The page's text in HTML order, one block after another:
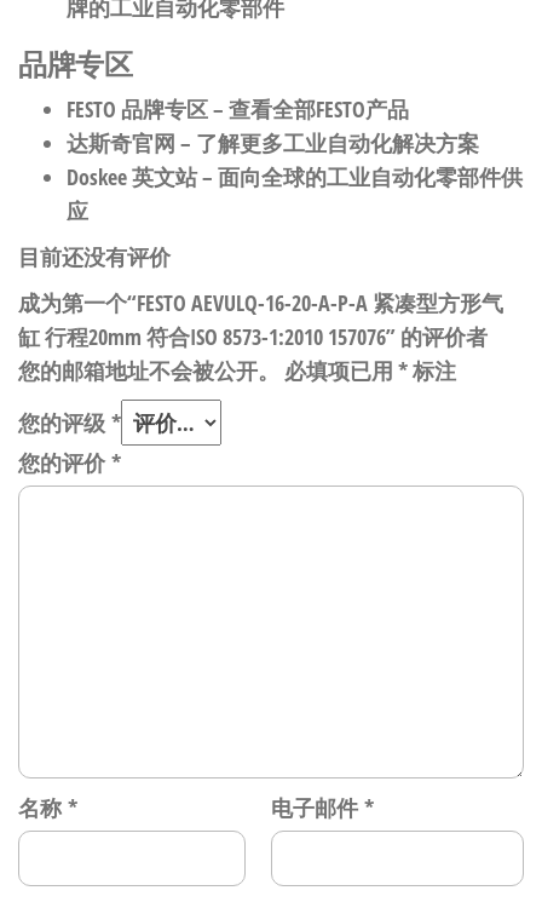
牌的工业自动化零部件
品牌专区
FESTO 品牌专区– 查看全部FESTO产品
达斯奇官网 – 了解更多工业自动化解决方案
Doskee 英文站– 面向全球的工业自动化零部件供
应
目前还没有评价
成为第一个“FESTO AEVULQ-16-20-A-P-A 紧凑型方形气
缸 行程20mm 符合ISO 8573-1:2010 157076” 的评价者
您的邮箱地址不会被公开。
必填项已用 *标注
您的评级 *
您的评价*
名称 * 电子邮件 *